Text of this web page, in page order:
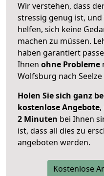
Wir verstehen, dass
stressig genug ist,
helfen, sich keine
machen zu müssen.
haben garantiert
Ihnen ohne Probleme
Wolfsburg nach
Holen Sie sich ganz
kostenlose Angebote
2 Minuten bei Ihnen
ist, dass all dies zu
angeboten werden.
Kostenlose